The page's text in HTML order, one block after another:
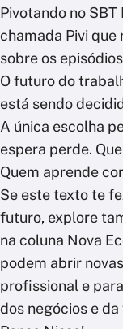
Pivotando no
chamada Pivi
sobre os
O futuro do
está sendo
A única escolha
espera perde.
Quem aprende
Se este texto te
futuro, explore
na coluna Nova
podem abrir
profissional e
dos negócios e da